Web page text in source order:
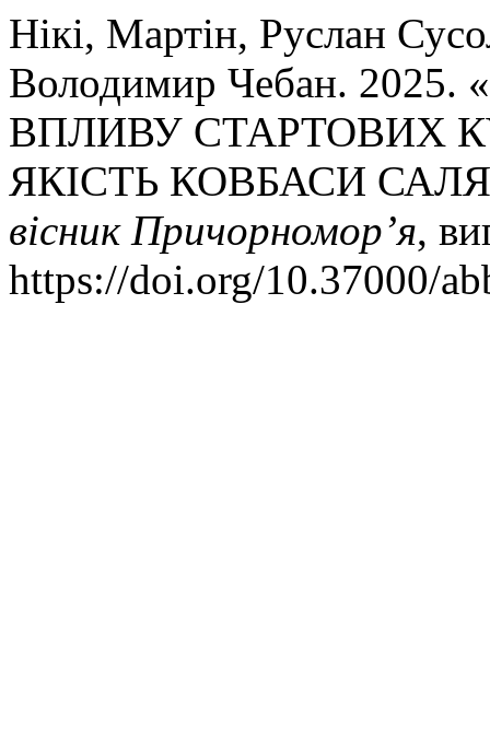
Нікі, Мартін, Руслан
Володимир Чебан.
ВПЛИВУ СТАРТОВИХ
ЯКІСТЬ КОВБАСИ
вісник Причорномор’я,
https://doi.org/10.37000/